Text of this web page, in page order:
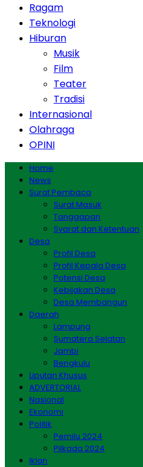
Ragam
Teknologi
Hiburan
Musik
Film
Teater
Tradisi
Internasional
Olahraga
OPINI
Home
News
Surat Pembaca
Surat Masuk
Tanggapan
Syarat dan Ketentuan
Desa
Profil Desa
Profil Kepala Desa
Potensi Desa
Kebijakan Desa
Desa Membangun
Daerah
Lampung
Sumatera Selatan
Jambi
Bengkulu
Liputan Khusus
ADVERTORIAL
Nasional
Ekonomi
Politik
Pemilu 2024
Pilkada 2024
Iklan